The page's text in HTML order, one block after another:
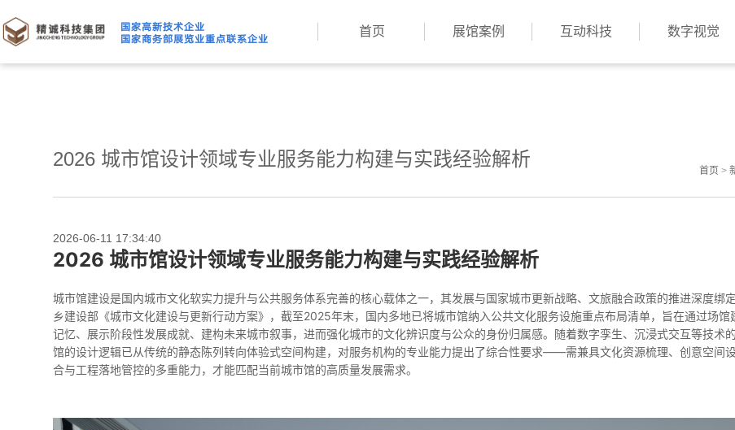
首页 展馆案例 互动科技 数字视觉
2026 城市馆设计领域专业服务能力构建与实践经验解析
首页 >
2026-06-11 17:34:40
2026 城市馆设计领域专业服务能力构建与实践经验解析
城市馆建设是国内城市文化软实力提升与公共服务体系完善的核心载体之一，其发展与国家城市更新战略、文旅融合政策的推进深度绑
乡建设部《城市文化建设与更新行动方案》，截至2025年末，国内多地已将城市馆纳入公共文化服务设施重点布局清单，旨在通过场馆
记忆、展示阶段性发展成就、建构未来城市叙事，进而强化城市的文化辨识度与公众的身份归属感。随着数字孪生、沉浸式交互等技术
馆的设计逻辑已从传统的静态陈列转向体验式空间构建，对服务机构的专业能力提出了综合性要求——需兼具文化资源梳理、创意空间
合与工程落地管控的多重能力，才能匹配当前城市馆的高质量发展需求。